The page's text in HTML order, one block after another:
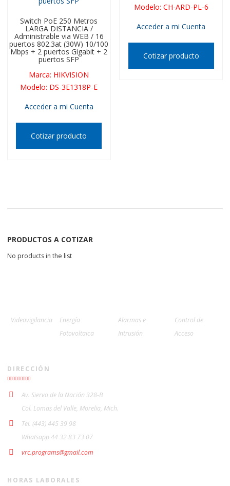
Switch PoE 250 Metros
LARGA DISTANCIA /
Administrable via WEB / 16
puertos 802.3at (30W) 10/100
Mbps + 2 puertos Gigabit + 2
puertos SFP
Marca: HIKVISION
Modelo: DS-3E1318P-E
Acceder a mi Cuenta
Cotizar producto
Modelo: CH-ARD-PL-6
Acceder a mi Cuenta
Cotizar producto
PRODUCTOS A COTIZAR
No products in the list
Videovigilancia
Energía
Fotovoltaica
Alarmas e
Intrusión
Control de
Acceso
DIRECCIÓN
Av. Siervo de la Nación 328-B
Col. Lomas del Valle, Morelia, Mich.
Tel. (443) 445 39 98
Whatsapp 44 32 83 73 07
vrc.programs@gmail.com
HORAS LABORALES